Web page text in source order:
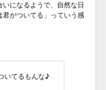
になるようで、自然な日
がついてる」っていう感
いてるもんな♪